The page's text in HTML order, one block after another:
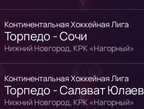
Континентальная Хоккейная Лига
Торпедо - Сочи
Нижний Новгород, КРК «Нагорный»
Континентальная Хоккейная Лига
Торпедо - Салават Юлаев
Нижний Новгород, КРК «Нагорный»